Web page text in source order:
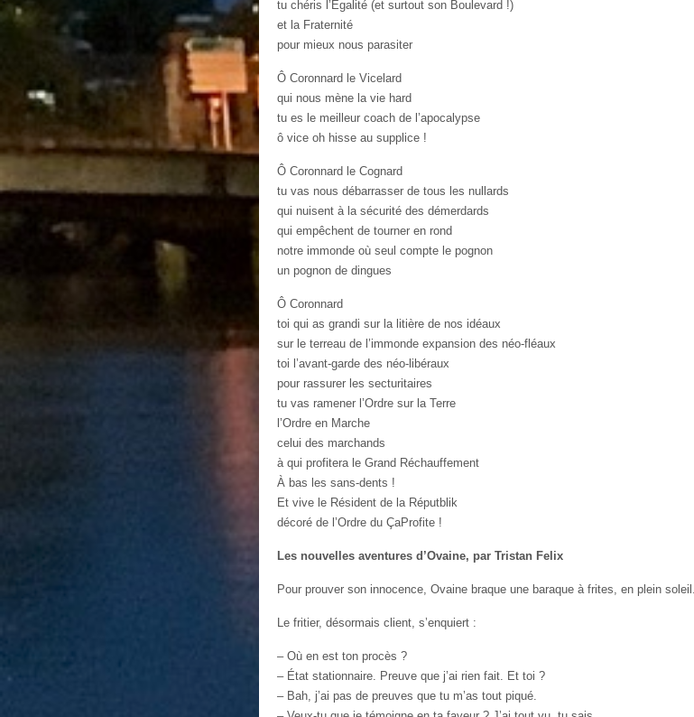
tu chéris l’Égalité (et surtout son Boulevard !)
et la Fraternité
pour mieux nous parasiter
Ô Coronnard le Vicelard
qui nous mène la vie hard
tu es le meilleur coach de l’apocalypse
ô vice oh hisse au supplice !
Ô Coronnard le Cognard
tu vas nous débarrasser de tous les nullards
qui nuisent à la sécurité des démerdards
qui empêchent de tourner en rond
notre immonde où seul compte le pognon
un pognon de dingues
Ô Coronnard
toi qui as grandi sur la litière de nos idéaux
sur le terreau de l’immonde expansion des néo-fléaux
toi l’avant-garde des néo-libéraux
pour rassurer les secturitaires
tu vas ramener l’Ordre sur la Terre
l’Ordre en Marche
celui des marchands
à qui profitera le Grand Réchauffement
À bas les sans-dents !
Et vive le Résident de la Réputblik
décoré de l’Ordre du ÇaProfite !
Les nouvelles aventures d’Ovaine, par Tristan Felix
Pour prouver son innocence, Ovaine braque une baraque à frites, en plein soleil.
Le fritier, désormais client, s’enquiert :
– Où en est ton procès ?
– État stationnaire. Preuve que j’ai rien fait. Et toi ?
– Bah, j’ai pas de preuves que tu m’as tout piqué.